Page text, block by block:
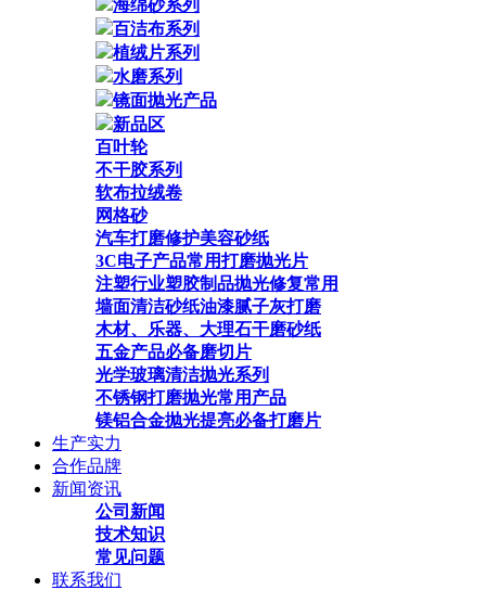
海绵砂系列
百洁布系列
植绒片系列
水磨系列
镜面抛光产品
新品区
百叶轮
不干胶系列
软布拉绒卷
网格砂
汽车打磨修护美容砂纸
3C电子产品常用打磨抛光片
注塑行业塑胶制品抛光修复常用
墙面清洁砂纸油漆腻子灰打磨
木材、乐器、大理石干磨砂纸
五金产品必备磨切片
光学玻璃清洁抛光系列
不锈钢打磨抛光常用产品
镁铝合金抛光提亮必备打磨片
生产实力
合作品牌
新闻资讯
公司新闻
技术知识
常见问题
联系我们